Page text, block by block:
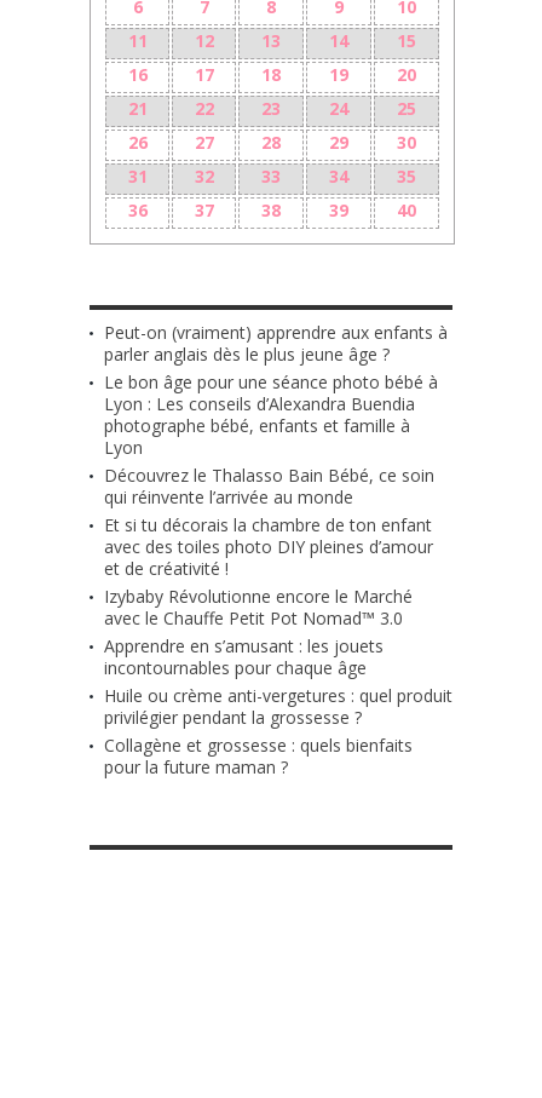
6 7 8 9
10
11
12 13 14
15
16
17 18 19
20
21
22 23 24
25
26
27 28 29
30
31
32 33 34
35
36
37 38 39 40
Peut-on (vraiment) apprendre aux enfants à
parler anglais dès le plus jeune âge ?
Le bon âge pour une séance photo bébé à
Lyon : Les conseils d’Alexandra Buendia
photographe bébé, enfants et famille à
Lyon
Découvrez le Thalasso Bain Bébé, ce soin
qui réinvente l’arrivée au monde
Et si tu décorais la chambre de ton enfant
avec des toiles photo DIY pleines d’amour
et de créativité !
Izybaby Révolutionne encore le Marché
avec le Chauffe Petit Pot Nomad™ 3.0
Apprendre en s’amusant : les jouets
incontournables pour chaque âge
Huile ou crème anti-vergetures : quel produit
privilégier pendant la grossesse ?
Collagène et grossesse : quels bienfaits
pour la future maman ?